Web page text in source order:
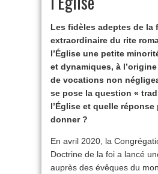
Les fidèles adeptes de la
extraordinaire du rite
l’Église une petite
et dynamiques, à
de vocations non
se pose la question «
l’Église et quelle
donner ?
En avril 2020, la
Doctrine de la foi a lancé
auprès des évêques du